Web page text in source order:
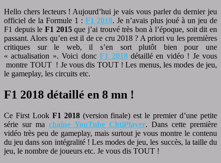
Hello chers lecteurs ! Aujourd’hui je vais vous parler du dernier jeu
officiel de la Formule 1 : F1 2018. Je n’avais plus joué à un jeu de
F1 depuis le F1 2015que j’ai trouvé très bon à l’époque, soit dit en
passant. Alors qu’en est il de ce cru 2018 ? A priori vu les premières
critiques sur le web, il s’en sort plutôt bien pour une
« actualisation ». Voici doncF1 2018détaillé en vidéo ! Je vous
montre TOUT ! Je vous dis TOUT ! Les menus, les modes de jeu,
le gameplay, les circuits etc.
F1 2018 détaillé en 8 mn !
Ce First Look F1 2018(version finale) est le premier d’une petite
série sur machaîne YouTube ChtiPlayer. Dans cette première
vidéo très peu de gameplay, mais surtout je vous montre le contenu
du jeu dans son intégralité ! Les modes de jeu, les succès, la taille du
jeu, le nombre de joueurs etc. Je vous dis TOUT !